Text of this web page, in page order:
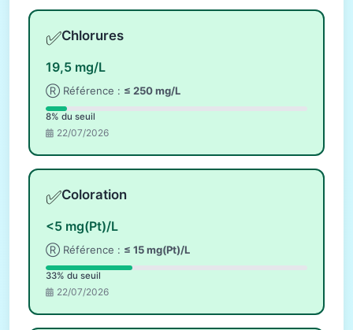
✅Chlorures
19,5 mg/L
Ⓡ Référence : ≤ 250 mg/L
8% du seuil
22/07/2026
✅Coloration
<5 mg(Pt)/L
Ⓡ Référence : ≤ 15 mg(Pt)/L
33% du seuil
22/07/2026